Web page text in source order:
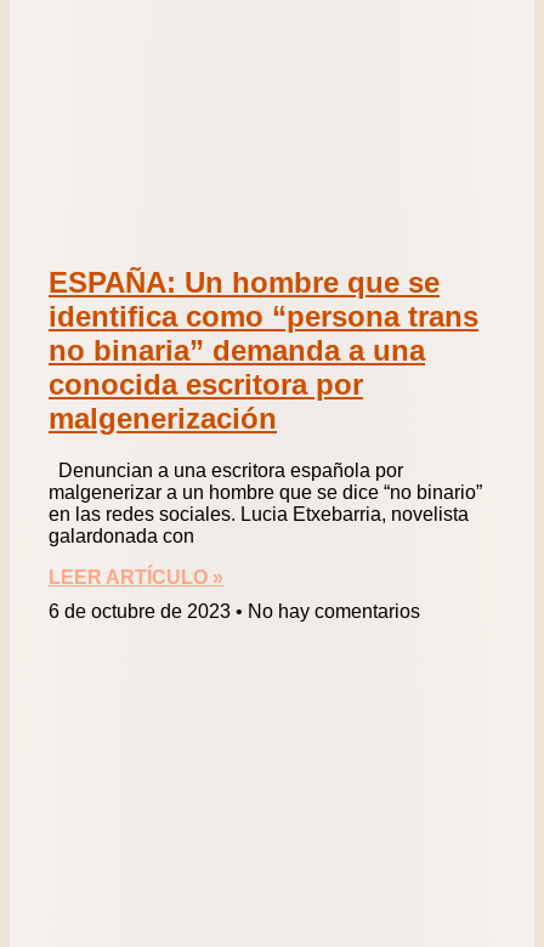
ESPAÑA: Un hombre que se
identifica como “persona trans
no binaria” demanda a una
conocida escritora por
malgenerización
Denuncian a una escritora española por
malgenerizar a un hombre que se dice “no binario”
en las redes sociales. Lucia Etxebarria, novelista
galardonada con
LEER ARTÍCULO »
6 de octubre de 2023
No hay comentarios